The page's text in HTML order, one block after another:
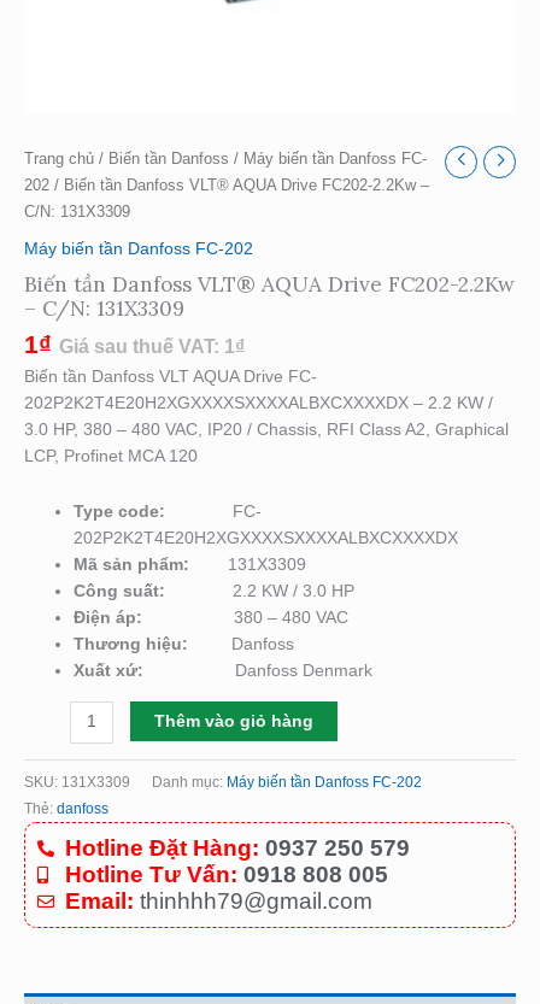
Trang chủ / Biến tần Danfoss / Máy biến tần Danfoss FC-
202 / Biến tần Danfoss VLT® AQUA Drive FC202-2.2Kw –
C/N: 131X3309
Máy biến tần Danfoss FC-202
Biến tần Danfoss VLT® AQUA Drive FC202-2.2Kw
– C/N: 131X3309
1₫ Giá sau thuế VAT: 1₫
Biến tần Danfoss VLT AQUA Drive FC-
202P2K2T4E20H2XGXXXXSXXXXALBXCXXXXDX – 2.2 KW /
3.0 HP, 380 – 480 VAC, IP20 / Chassis, RFI Class A2, Graphical
LCP, Profinet MCA 120
Type code:
FC-
202P2K2T4E20H2XGXXXXSXXXXALBXCXXXXDX
Mã sản phẩm: 131X3309
Công suất:2.2 KW / 3.0 HP
Điện áp:380 – 480 VAC
Thương hiệu:
Danfoss
Xuất xứ:
Danfoss Denmark
Thêm vào giỏ hàng
SKU: 131X3309 Danh mục: Máy biến tần Danfoss FC-202
Thẻ: danfoss
Hotline Đặt Hàng: 0937 250 579
Hotline Tư Vấn: 0918 808 005
Email: thinhhh79@gmail.com